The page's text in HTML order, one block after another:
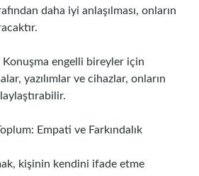
daha iyi anlaşılması, onların
engelli bireyler için
yazılımlar ve cihazlar, onların
Empati ve Farkındalık
kişinin kendini ifade etme